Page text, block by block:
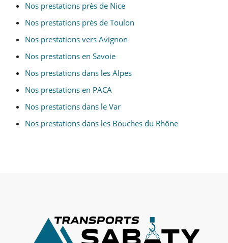
Nos prestations près de Nice
Nos prestations près de Toulon
Nos prestations vers Avignon
Nos prestations en Savoie
Nos prestations dans les Alpes
Nos prestations en PACA
Nos prestations dans le Var
Nos prestations dans les Bouches du Rhône